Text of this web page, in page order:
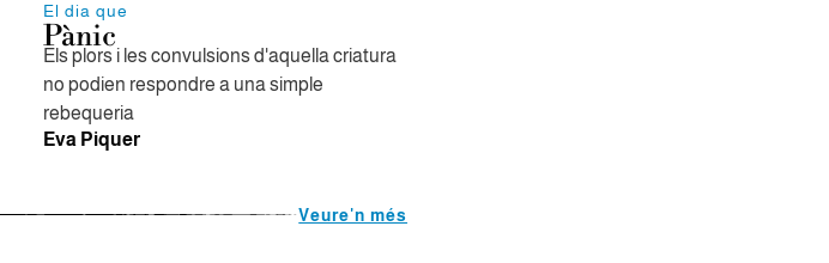
El dia que
Pànic
Els plors i les convulsions d'aquella criatura
no podien respondre a una simple
rebequeria
Eva Piquer
Veure'n més